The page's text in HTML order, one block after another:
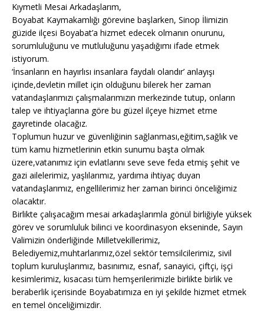
Kıymetli Mesai Arkadaşlarım,
Boyabat Kaymakamlığı görevine başlarken, Sinop İlimizin
güzide ilçesi Boyabat’a hizmet edecek olmanın onurunu,
sorumluluğunu ve mutluluğunu yaşadığımı ifade etmek
istiyorum.
‘İnsanların en hayırlısı insanlara faydalı olandır’ anlayışı
içinde,devletin millet için olduğunu bilerek her zaman
vatandaşlarımızı çalışmalarımızın merkezinde tutup, onların
talep ve ihtiyaçlarına göre bu güzel ilçeye hizmet etme
gayretinde olacağız.
Toplumun huzur ve güvenliğinin sağlanması,eğitim,sağlık ve
tüm kamu hizmetlerinin etkin sunumu başta olmak
üzere,vatanımız için evlatlarını seve seve feda etmiş şehit ve
gazi ailelerimiz, yaşlılarımız, yardıma ihtiyaç duyan
vatandaşlarımız, engellilerimiz her zaman birinci önceliğimiz
olacaktır.
Birlikte çalışacağım mesai arkadaşlarımla gönül birliğiyle yüksek
görev ve sorumluluk bilinci ve koordinasyon ekseninde, Sayın
Valimizin önderliğinde Milletvekillerimiz,
Belediyemiz,muhtarlarımız,özel sektör temsilcilerimiz, sivil
toplum kuruluşlarımız, basınımız, esnaf, sanayici, çiftçi, işçi
kesimlerimiz, kısacası tüm hemşerilerimizle birlikte birlik ve
beraberlik içerisinde Boyabatımıza en iyi şekilde hizmet etmek
en temel önceliğimizdir.